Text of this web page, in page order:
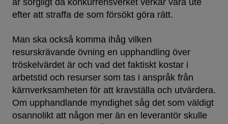
är sorgligt då konkurrensverket verkar vara ute
efter att straffa de som försökt göra rätt.
Man ska också komma ihåg vilken
resurskrävande övning en upphandling över
tröskelvärdet är och vad det faktiskt kostar i
arbetstid och resurser som tas i anspråk från
kärnverksamheten för att kravställa och utvärdera.
Om upphandlande myndighet såg det som väldigt
osannolikt att någon mer än en leverantör skulle